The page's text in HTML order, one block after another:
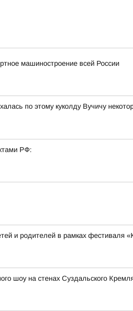
машиностроение всей России
по этому куколду Вучичу
РФ:
и родителей в рамках фестиваля
шоу на стенах Суздальского